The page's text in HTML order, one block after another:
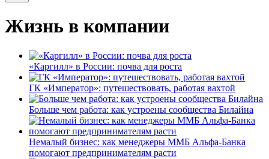
Жизнь в компании
«Каргилл» в России: почва для роста
ГК «Император»: путешествовать, работая вахтой
Больше чем работа: как устроены сообщества Билайна
Немалый бизнес: как менеджеры ММБ Альфа-Банка
помогают предпринимателям расти